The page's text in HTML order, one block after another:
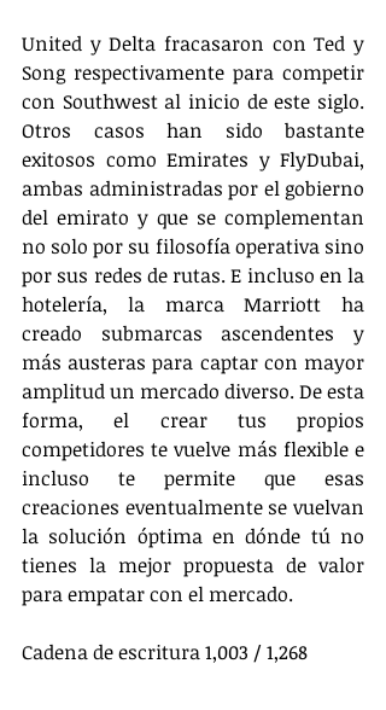
United y Delta fracasaron con Ted y
Song respectivamente para competir
con Southwest al inicio de este siglo.
Otros casos han sido bastante
exitosos como Emirates y FlyDubai,
ambas administradas por el gobierno
del emirato y que se complementan
no solo por su filosofía operativa sino
por sus redes de rutas. E incluso en la
hotelería, la marca Marriott ha
creado submarcas ascendentes y
más austeras para captar con mayor
amplitud un mercado diverso. De esta
forma, el crear tus propios
competidores te vuelve más flexible e
incluso te permite que esas
creaciones eventualmente se vuelvan
la solución óptima en dónde tú no
tienes la mejor propuesta de valor
para empatar con el mercado.
Cadena de escritura 1,003 / 1,268